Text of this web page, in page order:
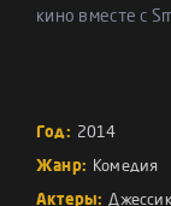
кино вместе с
Год: 2014
Жанр: Комедия
Актеры: